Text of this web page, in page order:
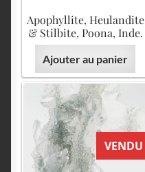
Apophyllite, Heulandite
& Stilbite, Poona, Inde.
Ajouter au panier
VENDU